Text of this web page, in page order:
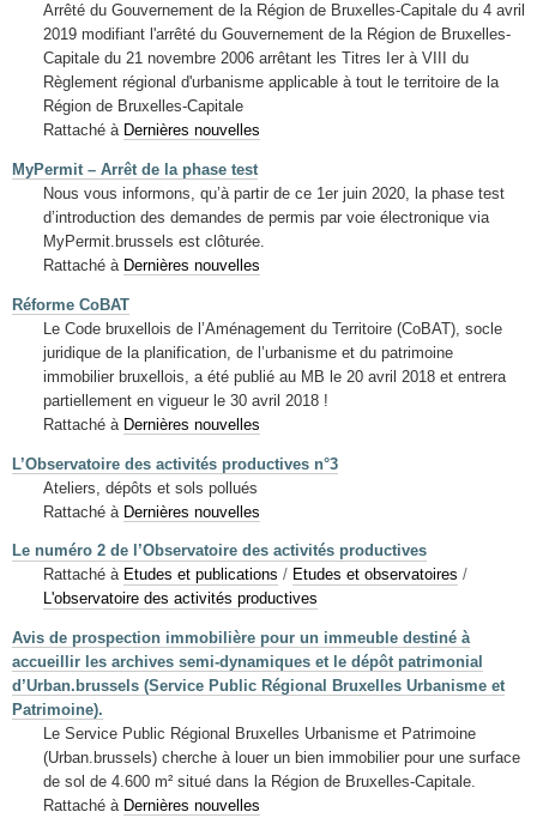
Arrêté du Gouvernement de la Région de Bruxelles-Capitale du 4 avril
2019 modifiant l'arrêté du Gouvernement de la Région de Bruxelles-
Capitale du 21 novembre 2006 arrêtant les Titres Ier à VIII du
Règlement régional d'urbanisme applicable à tout le territoire de la
Région de Bruxelles-Capitale
Rattaché à Dernières nouvelles
MyPermit – Arrêt de la phase test
Nous vous informons, qu’à partir de ce 1er juin 2020, la phase test
d’introduction des demandes de permis par voie électronique via
MyPermit.brussels est clôturée.
Rattaché à Dernières nouvelles
Réforme CoBAT
Le Code bruxellois de l’Aménagement du Territoire (CoBAT), socle
juridique de la planification, de l’urbanisme et du patrimoine
immobilier bruxellois, a été publié au MB le 20 avril 2018 et entrera
partiellement en vigueur le 30 avril 2018 !
Rattaché à Dernières nouvelles
L’Observatoire des activités productives n°3
Ateliers, dépôts et sols pollués
Rattaché à Dernières nouvelles
Le numéro 2 de l’Observatoire des activités productives
Rattaché à Etudes et publications / Etudes et observatoires /
L'observatoire des activités productives
Avis de prospection immobilière pour un immeuble destiné à
accueillir les archives semi-dynamiques et le dépôt patrimonial
d’Urban.brussels (Service Public Régional Bruxelles Urbanisme et
Patrimoine).
Le Service Public Régional Bruxelles Urbanisme et Patrimoine
(Urban.brussels) cherche à louer un bien immobilier pour une surface
de sol de 4.600 m² situé dans la Région de Bruxelles-Capitale.
Rattaché à Dernières nouvelles